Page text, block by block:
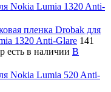
Nokia Lumia 1320 Anti-
пленка Drobak для
1320 Anti-Glare 141
есть в наличии В
Nokia Lumia 520 Anti-